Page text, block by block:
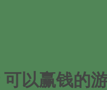
可以赢钱的